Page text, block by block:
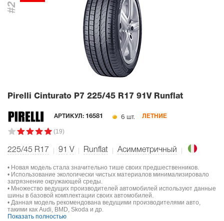
#2
Pirelli Cinturato P7 225/45 R17 91V Runflat
АРТИКУЛ: 16581 6 шт. ЛЕТНИЕ
(19)
225/45 R17 91 V Runflat Асимметричный
• Новая модель стала значительно тише своих предшественников.
• Использование экологически чистых материалов минимализировало
загрязнение окружающей среды.
• Множество ведущих производителей автомобилей используют данные
шины в базовой комплектации своих автомобилей.
• Данная модель рекомендована ведущими производителями авто,
такими как Audi, BMD, Skoda и др.
Показать полностью